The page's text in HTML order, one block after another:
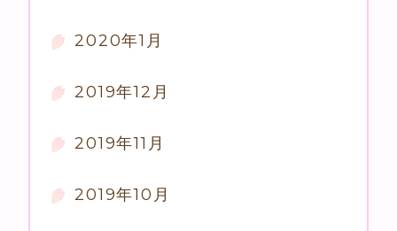
2020年1月
2019年12月
2019年11月
2019年10月